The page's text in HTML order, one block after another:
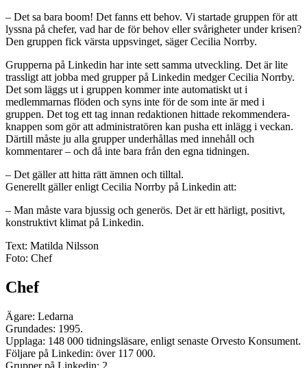
– Det sa bara boom! Det fanns ett behov. Vi startade gruppen för att
lyssna på chefer, vad har de för behov eller svårigheter under krisen?
Den gruppen fick värsta uppsvinget, säger Cecilia Norrby.
Grupperna på Linkedin har inte sett samma utveckling. Det är lite
trassligt att jobba med grupper på Linkedin medger Cecilia Norrby.
Det som läggs ut i gruppen kommer inte automatiskt ut i
medlemmarnas flöden och syns inte för de som inte är med i
gruppen. Det tog ett tag innan redaktionen hittade rekommendera-
knappen som gör att administratören kan pusha ett inlägg i veckan.
Därtill måste ju alla grupper underhållas med innehåll och
kommentarer – och då inte bara från den egna tidningen.
– Det gäller att hitta rätt ämnen och tilltal.
Generellt gäller enligt Cecilia Norrby på Linkedin att:
– Man måste vara bjussig och generös. Det är ett härligt, positivt,
konstruktivt klimat på Linkedin.
Text: Matilda Nilsson
Foto: Chef
Chef
Ägare: Ledarna
Grundades: 1995.
Upplaga: 148 000 tidningsläsare, enligt senaste Orvesto Konsument.
Följare på Linkedin: över 117 000.
Grupper på Linkedin: 2.